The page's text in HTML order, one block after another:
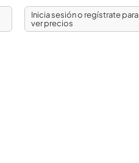
Inicia sesión o regístrate para
ver precios